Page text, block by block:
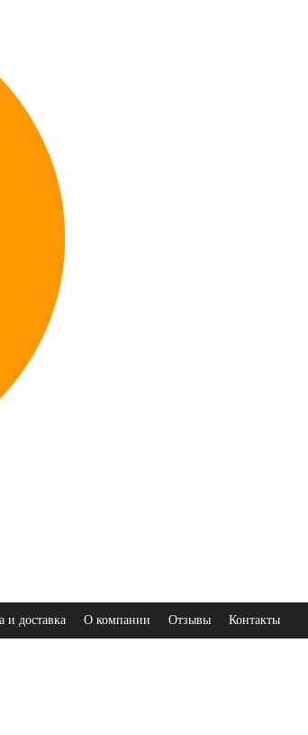
и доставка О компании Отзывы Контакты